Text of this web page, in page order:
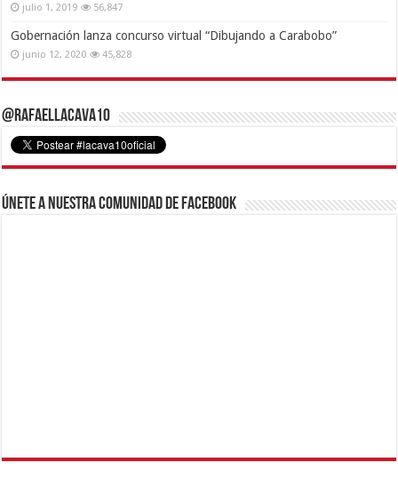
julio 1, 2019 56,847
Gobernación lanza concurso virtual “Dibujando a Carabobo”
junio 12, 2020 45,828
@RafaelLacava10
Únete a nuestra comunidad de Facebook